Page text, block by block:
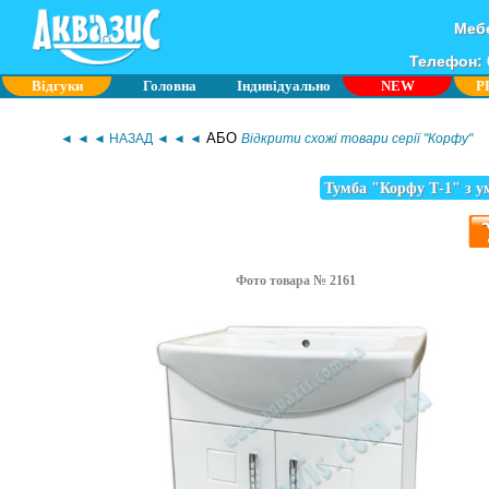
Телефон:
Відгуки Головна Індивідуально NEW
◄ ◄ ◄ НАЗАД ◄ ◄ ◄ АБО Відкрити схожі товари серії "Корфу"
Тумба "Корфу Т-1" з
Фото товара № 2161